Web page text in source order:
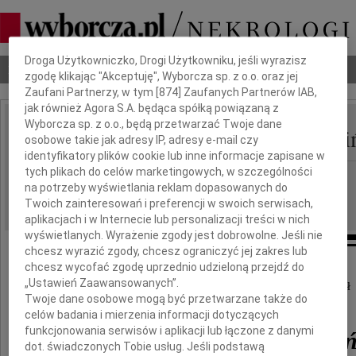
Nekrologi Odeszli Poradnik pogrzebowy
IMIĘ I NAZWISKO: Franciszek Antoni
REGION: Lublin
DATA EMISJI: 16.04.2021
Z głębokim żalem zawiadamiamy, że
10 kwietnia 2021 roku w wieku 91 lat odszedł
Franciszek Antoni
Dbamy o Twoją prywatność
Droga Użytkowniczko, Drogi Użytkowniku, jeśli wyrazisz
zgodę klikając "Akceptuję", Wyborcza sp. z o.o. oraz jej
Zaufani Partnerzy, w tym [874 ] Zaufanych Partnerów IAB,
jak również Agora S.A. będąca spółką powiązaną z
Wyborcza sp. z o.o., będą przetwarzać Twoje dane
osobowe takie jak adresy IP, adresy e-mail czy
identyfikatory plików cookie lub inne informacje zapisane w
tych plikach do celów marketingowych, w szczególności
na potrzeby wyświetlania reklam dopasowanych do
Twoich zainteresowań i preferencji w swoich serwisach,
aplikacjach i w Internecie lub personalizacji treści w nich
wyświetlanych. Wyrażenie zgody jest dobrowolne. Jeśli nie
chcesz wyrazić zgody, chcesz ograniczyć jej zakres lub
chcesz wycofać zgodę uprzednio udzieloną przejdź do
„Ustawień Zaawansowanych”.
Twoje dane osobowe mogą być przetwarzane także do
celów badania i mierzenia informacji dotyczących
funkcjonowania serwisów i aplikacji lub łączone z danymi
dot. świadczonych Tobie usług. Jeśli podstawą